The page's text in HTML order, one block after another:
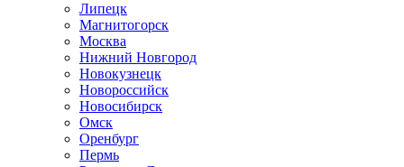
Липецк
Магнитогорск
Москва
Нижний Новгород
Новокузнецк
Новороссийск
Новосибирск
Омск
Оренбург
Пермь